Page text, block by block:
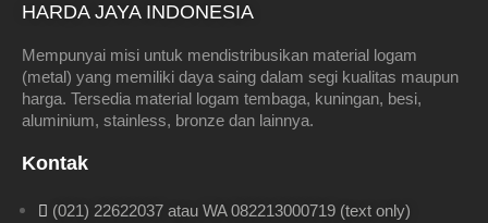
HARDA JAYA INDONESIA
Mempunyai misi untuk mendistribusikan material logam
(metal) yang memiliki daya saing dalam segi kualitas maupun
harga. Tersedia material logam tembaga, kuningan, besi,
aluminium, stainless, bronze dan lainnya.
Kontak
(021) 22622037 atau WA 082213000719 (text only)